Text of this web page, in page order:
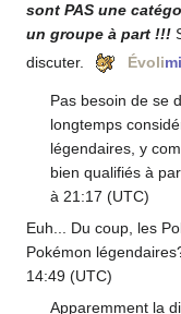
sont PAS une
un groupe à part !!!
discuter.
Évolimi
Pas besoin de se
longtemps
légendaires, y
bien qualifiés à
à 21:17 (UTC)
Euh... Du coup, les
Pokémon
14:49 (UTC)
Apparemment la